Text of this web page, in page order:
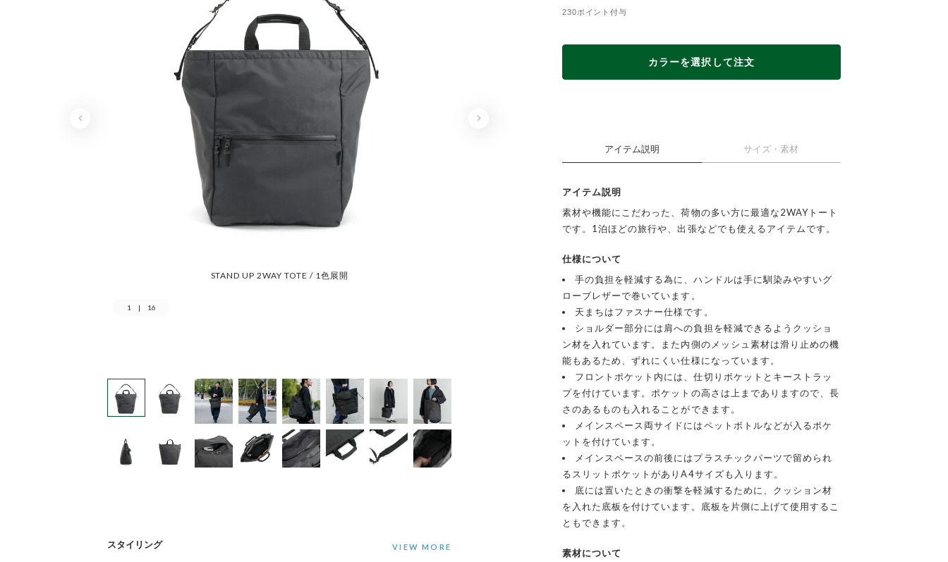
STAND UP 2WAY TOTE / 1色展開 BLACK
1 | 16
スタイリング
230ポイント付与
カラーを選択して注文
アイテム説明 サイズ・素材
アイテム説明
素材や機能にこだわった、荷物の多い方に最適な2WAYトート
です。1泊ほどの旅行や、出張などでも使えるアイテムです。
仕様について
手の負担を軽減する為に、ハンドルは手に馴染みやすいグ
ローブレザーで巻いています。
天まちはファスナー仕様です。
ショルダー部分には肩への負担を軽減できるようクッショ
ン材を入れています。また内側のメッシュ素材は滑り止めの機
能もあるため、ずれにくい仕様になっています。
フロントポケット内には、仕切りポケットとキーストラッ
プを付けています。ポケットの高さは上までありますので、長
さのあるものも入れることができます。
メインスペース両サイドにはペットボトルなどが入るポケ
ットを付けています。
メインスペースの前後にはプラスチックパーツで留められ
るスリットポケットがありA4サイズも入ります。
底には置いたときの衝撃を軽減するために、クッション材
を入れた底板を付けています。底板を片側に上げて使用するこ
ともできます。
素材について